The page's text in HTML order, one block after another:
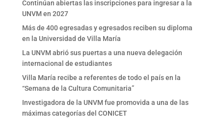
Continúan abiertas las inscripciones para ingresar a la
UNVM en 2027
Más de 400 egresadas y egresados reciben su diploma
en la Universidad de Villa María
La UNVM abrió sus puertas a una nueva delegación
internacional de estudiantes
Villa María recibe a referentes de todo el país en la
“Semana de la Cultura Comunitaria”
Investigadora de la UNVM fue promovida a una de las
máximas categorías del CONICET